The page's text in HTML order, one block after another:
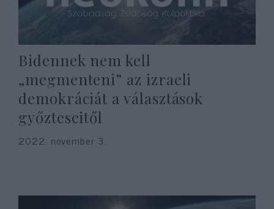
Bidennek nem kell
„megmenteni” az izraeli
demokráciát a választások
győzteseitől
2022. november 3.